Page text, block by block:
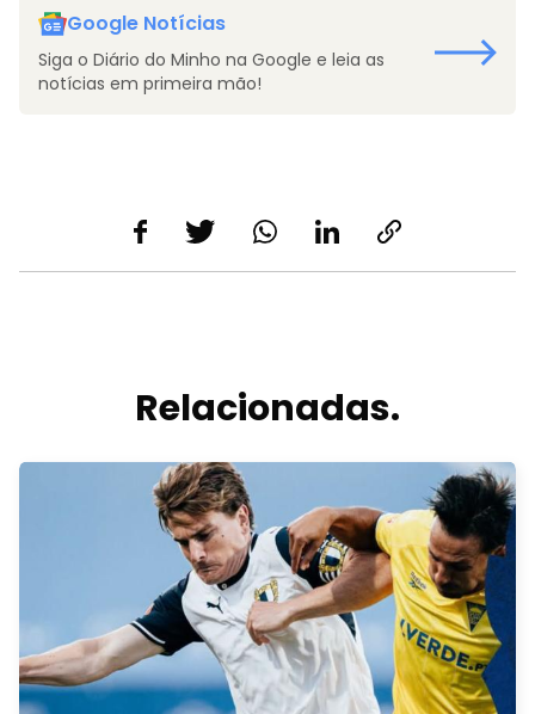
Google Notícias
Siga o Diário do Minho na Google e leia as
notícias em primeira mão!
Relacionadas.